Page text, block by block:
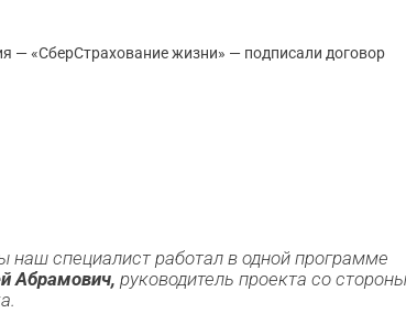
— «СберСтрахование жизни» — подписали договор
наш специалист работал в одной программе
Абрамович, руководитель проекта со стороны